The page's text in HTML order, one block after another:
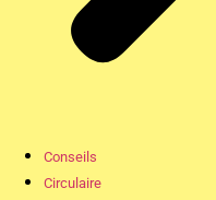
Conseils
Circulaire